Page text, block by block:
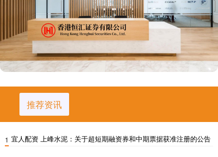
推荐资讯
1 宜人配资 上峰水泥：关于超短期融资券和中期票据获准注册的公告